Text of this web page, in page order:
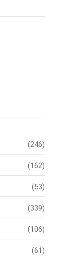
(246)
(162)
(53)
(339)
(106)
(61)